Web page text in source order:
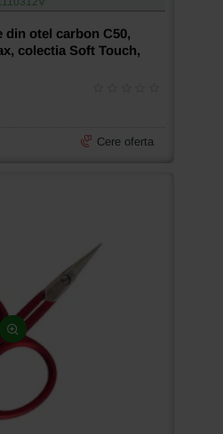
din otel carbon C50,
colectia Soft Touch,
Cere oferta